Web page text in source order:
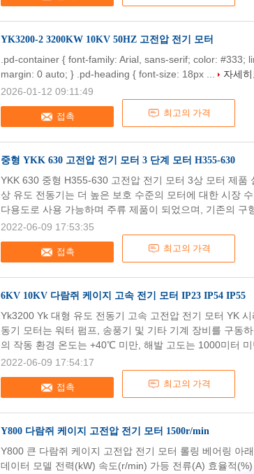
YK3200-2 3200KW 10KV 50HZ 고전압 전기 모터
접촉 최고의 가격
.pd-container { font-family: Arial, sans-serif; color: #333;
margin: 0 auto; } .pd-heading { font-size: 18px ...
자세
2026-01-12 09:11:49
중형 YKK 630 고전압 전기 모터 3 단계 모터 H355-630
접촉 최고의 가격
YKK 630 중형 H355-630 고전압 전기 모터 3상 모터 제품
상 유도 전동기는 더 높은 보호 수준의 모터에 대한 시장
다용도로 사용 가능하며 주류 제품이 되었으며, 기존의 구
2022-06-09 17:53:35
6KV 10KV 다람쥐 케이지 고속 전기 모터 IP23 IP54 IP55
접촉 최고의 가격
Yk3200 Yk 대형 유도 전동기 고속 고전압 전기 모터 YK
동기 모터는 워터 펌프, 송풍기 및 기타 기계 장비를 구동
의 작동 환경 온도는 +40℃ 미만, 해발 고도는 1000미터 미
2022-06-09 17:54:17
Y800 다람쥐 케이지 고전압 전기 모터 1500r/min
Y800 큰 다람쥐 케이지 고전압 전기 모터 롤링 베어링 아
데이터 모델 전력(kW) 속도(r/min) 가등 전류(A) 효율적